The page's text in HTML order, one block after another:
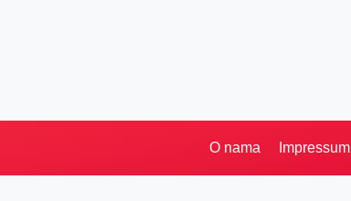
O nama Impressum